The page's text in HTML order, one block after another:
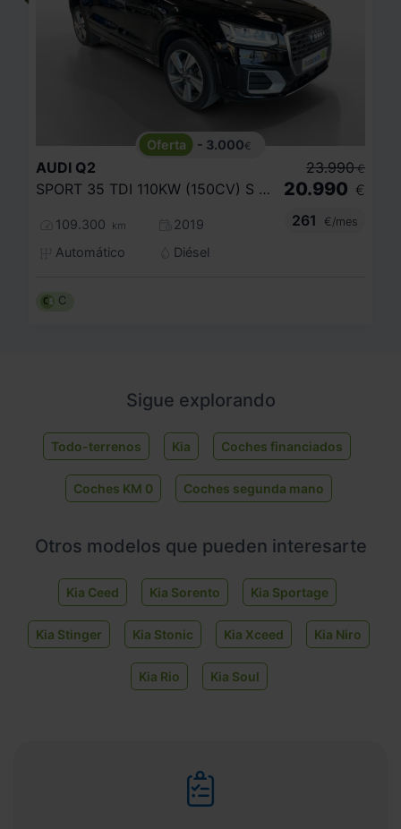
- 3.000€
AUDI Q2
SPORT 35 TDI 110KW (150CV) S TRONIC
109.300 km
2019
Automático
Diésel
23.990 €
20.990 €
261
€/mes
C
Sigue explorando
Todo-terrenos Kia Coches financiados
Coches KM 0 Coches segunda mano
Otros modelos que pueden interesarte
Kia Ceed Kia Sorento Kia Sportage
Kia Stinger Kia Stonic Kia Xceed Kia Niro
Kia Rio Kia Soul